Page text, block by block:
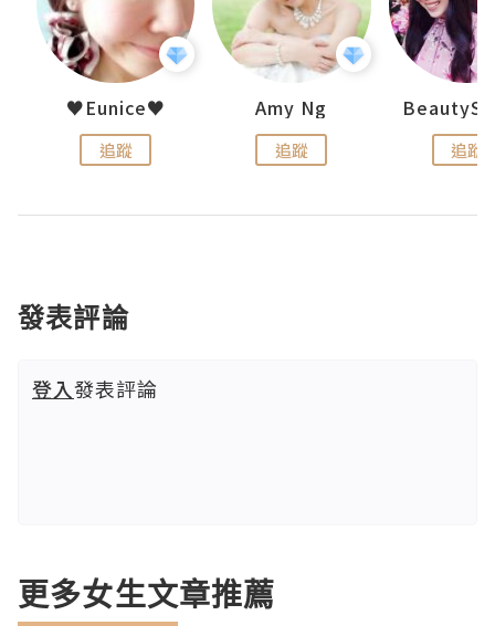
♥Eunice♥
追蹤
Amy Ng
追蹤 追蹤
發表評論
登入發表評論
更多女生文章推薦